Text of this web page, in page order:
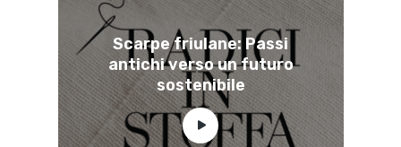
Scarpe friulane: Passi
antichi verso un futuro
sostenibile